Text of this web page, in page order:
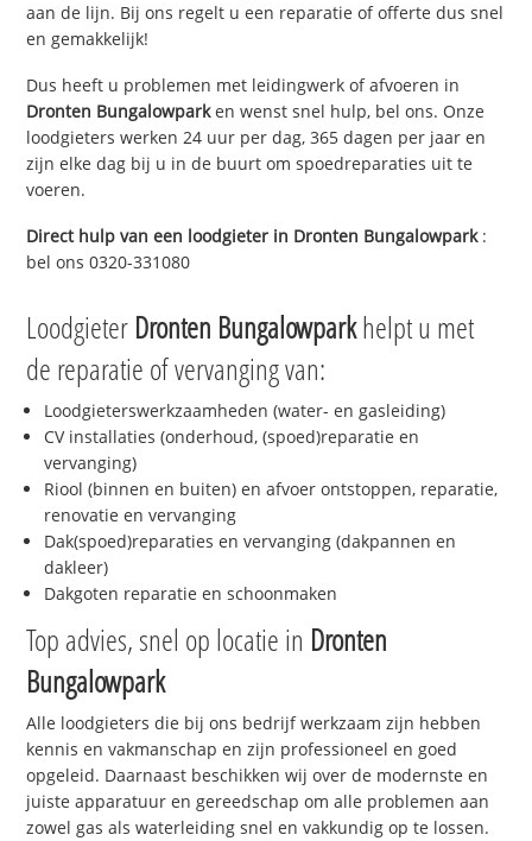
aan de lijn. Bij ons regelt u een reparatie of offerte dus snel
en gemakkelijk!
Dus heeft u problemen met leidingwerk of afvoeren in
Dronten Bungalowparken wenst snel hulp, bel ons. Onze
loodgieters werken 24 uur per dag, 365 dagen per jaar en
zijn elke dag bij u in de buurt om spoedreparaties uit te
voeren.
Direct hulp van een loodgieter in Dronten Bungalowpark :
bel ons 0320-331080
Loodgieter Dronten Bungalowparkhelpt u met
de reparatie of vervanging van:
Loodgieterswerkzaamheden (water- en gasleiding)
CV installaties (onderhoud, (spoed)reparatie en
vervanging)
Riool (binnen en buiten) en afvoer ontstoppen, reparatie,
renovatie en vervanging
Dak(spoed)reparaties en vervanging (dakpannen en
dakleer)
Dakgoten reparatie en schoonmaken
Top advies, snel op locatie in Dronten
Bungalowpark
Alle loodgieters die bij ons bedrijf werkzaam zijn hebben
kennis en vakmanschap en zijn professioneel en goed
opgeleid. Daarnaast beschikken wij over de modernste en
juiste apparatuur en gereedschap om alle problemen aan
zowel gas als waterleiding snel en vakkundig op te lossen.